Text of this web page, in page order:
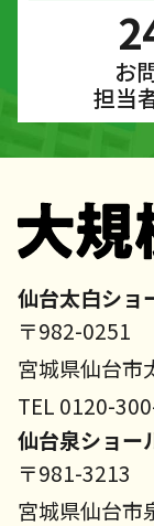
お
担当
仙台太白ショ
〒982-0251
宮城県仙台市
TEL 0120-
仙台泉ショー
〒981-3213
宮城県仙台市